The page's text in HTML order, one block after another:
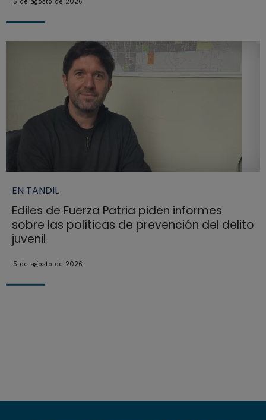
EN TANDIL
Ediles de Fuerza Patria piden informes
sobre las políticas de prevención del delito
juvenil
5 de agosto de 2026